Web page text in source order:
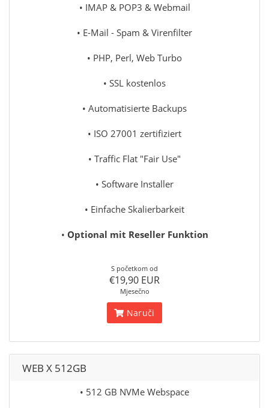
• IMAP & POP3 & Webmail
• E-Mail - Spam & Virenfilter
• PHP, Perl, Web Turbo
• SSL kostenlos
• Automatisierte Backups
• ISO 27001 zertifiziert
• Traffic Flat "Fair Use"
• Software Installer
• Einfache Skalierbarkeit
• Optional mit Reseller Funktion
S početkom od
€19,90 EUR
Mjesečno
Naruči
WEB X 512GB
• 512 GB NVMe Webspace